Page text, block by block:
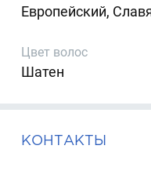
Европейский,
Цвет волос
Шатен
КОНТАКТЫ